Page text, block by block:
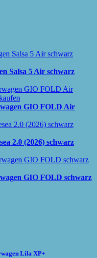
Salsa 5 Air schwarz
GIO FOLD Air
2.0 (2026) schwarz
GIO FOLD schwarz
Lila XP+